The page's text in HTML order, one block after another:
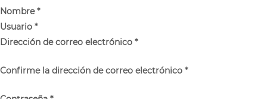
Nombre*
Usuario *
Dirección de correo electrónico *
Confirme la dirección de correo electrónico *